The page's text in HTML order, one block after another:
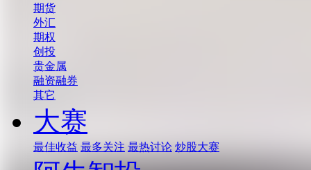
期货
外汇
期权
创投
贵金属
融资融券
其它
大赛
最佳收益 最多关注 最热讨论 炒股大赛